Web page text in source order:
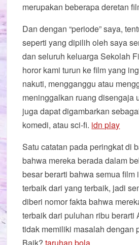
merupakan beberapa deretan
Dan dengan “periode” saya,
seperti yang dipilih oleh saya
dan seluruh keluarga Sekolah
horor kami turun ke film yang
nakuti, mengganggu atau
meninggalkan ruang disengaja
juga dapat digambarkan
komedi, atau sci-fi. idn play
Satu catatan pada peringkat di
bahwa mereka berada dalam
besar berarti bahwa semua film
terbaik dari yang terbaik, jadi
diberi nomor fakta bahwa
terbaik dari puluhan ribu berarti
tidak memiliki masalah dengan